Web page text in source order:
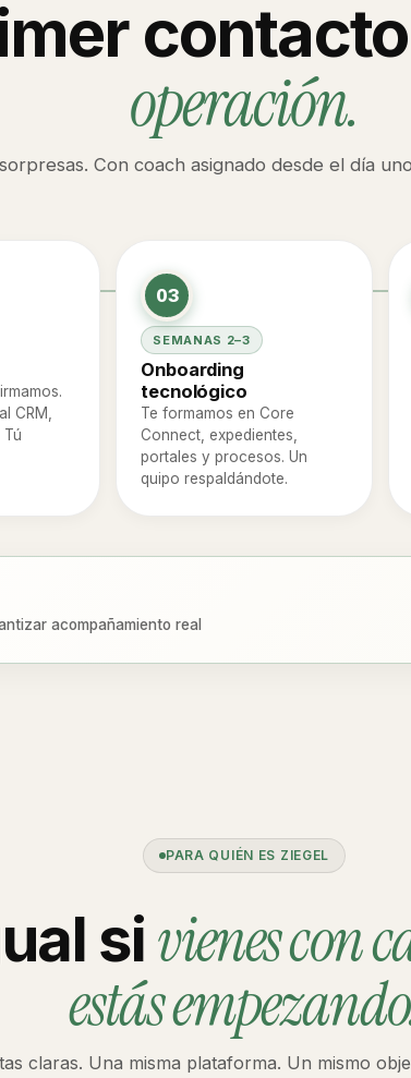
operación.
Con coach asignado desde el día
CRM,
03
SEMANAS 2–3
Onboarding
tecnológico
Te formamos en Core
Connect, expedientes,
portales y procesos. Un
quipo respaldándote.
acompañamiento real
PARA QUIÉN ES ZIEGEL
sivienes con
estás
claras. Una misma plataforma. Un mismo